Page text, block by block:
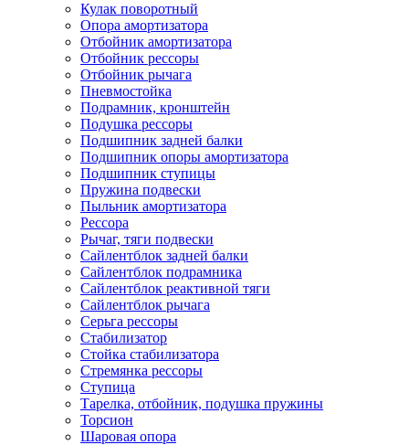
Кулак поворотный
Опора амортизатора
Отбойник амортизатора
Отбойник рессоры
Отбойник рычага
Пневмостойка
Подрамник, кронштейн
Подушка рессоры
Подшипник задней балки
Подшипник опоры амортизатора
Подшипник ступицы
Пружина подвески
Пыльник амортизатора
Рессора
Рычаг, тяги подвески
Сайлентблок задней балки
Сайлентблок подрамника
Сайлентблок реактивной тяги
Сайлентблок рычага
Серьга рессоры
Стабилизатор
Стойка стабилизатора
Стремянка рессоры
Ступица
Тарелка, отбойник, подушка пружины
Торсион
Шаровая опора